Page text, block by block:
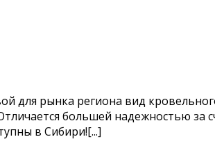
для рынка региона вид
большей надежностью
в Сибири![...]